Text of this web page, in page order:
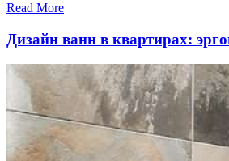
Read More
Дизайн ванн в квартирах: